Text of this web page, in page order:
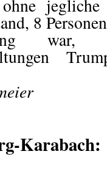
und der
unter
zur
Anfang der